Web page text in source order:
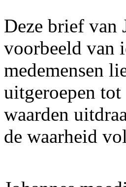
Deze brief van
voorbeeld van
medemensen
uitgeroepen tot
waarden
de waarheid